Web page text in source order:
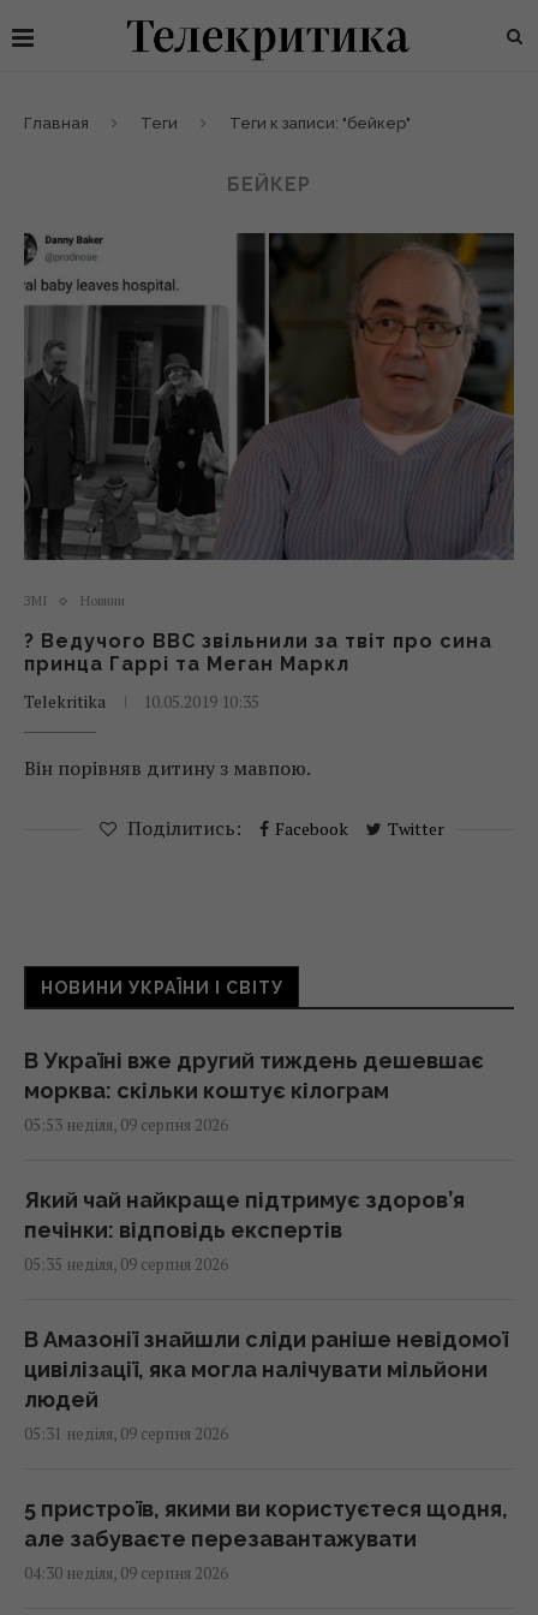
Главная Теги Теги к записи: "бейкер"
БЕЙКЕР
ЗМІ Новини
? Ведучого BBC звільнили за твіт про сина
принца Гаррі та Меган Маркл
Telekritika
10.05.2019 10:35
Він порівняв дитину з мавпою.
Поділитись: Facebook Twitter
НОВИНИ УКРАЇНИ І СВІТУ
В Україні вже другий тиждень дешевшає
морква: скільки коштує кілограм
05:53 неділя, 09 серпня 2026
Який чай найкраще підтримує здоров’я
печінки: відповідь експертів
05:35 неділя, 09 серпня 2026
В Амазонії знайшли сліди раніше невідомої
цивілізації, яка могла налічувати мільйони
людей
05:31 неділя, 09 серпня 2026
5 пристроїв, якими ви користуєтеся щодня,
але забуваєте перезавантажувати
04:30 неділя, 09 серпня 2026